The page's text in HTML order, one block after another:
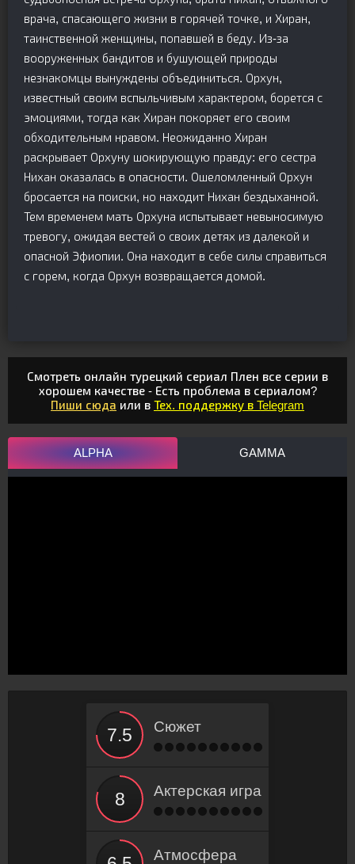
врача, спасающего жизни в горячей точке, и Хиран,
таинственной женщины, попавшей в беду. Из-за
вооруженных бандитов и бушующей природы
незнакомцы вынуждены объединиться. Орхун,
известный своим вспыльчивым характером, борется с
эмоциями, тогда как Хиран покоряет его своим
обходительным нравом. Неожиданно Хиран
раскрывает Орхуну шокирующую правду: его сестра
Нихан оказалась в опасности. Ошеломленный Орхун
бросается на поиски, но находит Нихан бездыханной.
Тем временем мать Орхуна испытывает невыносимую
тревогу, ожидая вестей о своих детях из далекой и
опасной Эфиопии. Она находит в себе силы справиться
с горем, когда Орхун возвращается домой.
Смотреть онлайн турецкий сериал Плен все серии в
хорошем качестве - Есть проблема в сериалом?
Пиши сюда или в Тех. поддержку в Telegram
ALPHA GAMMA
Сюжет
Актерская игра
Атмосфера